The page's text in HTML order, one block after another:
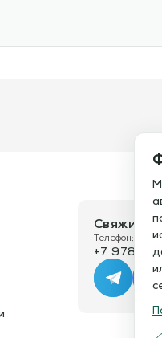
Телефон:
+7 978